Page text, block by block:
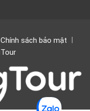
Chính sách bảo mật